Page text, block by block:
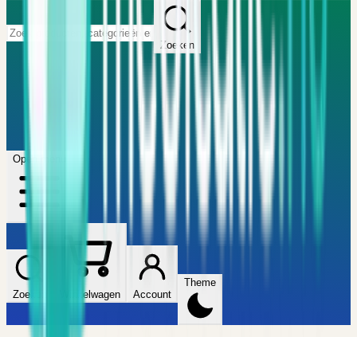
Zoeken
Open menu
Zoeken Winkelwagen Account
Theme